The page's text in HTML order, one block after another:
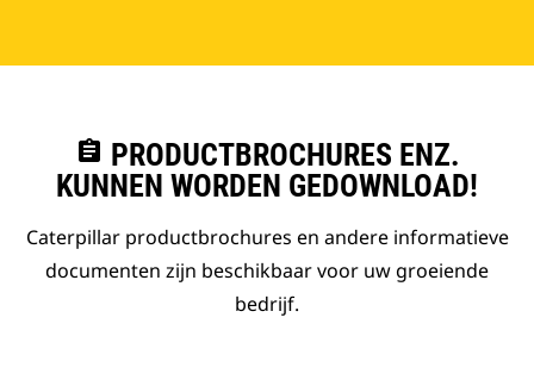
assignment PRODUCTBROCHURES ENZ.
KUNNEN WORDEN GEDOWNLOAD!
Caterpillar productbrochures en andere informatieve
documenten zijn beschikbaar voor uw groeiende
bedrijf.